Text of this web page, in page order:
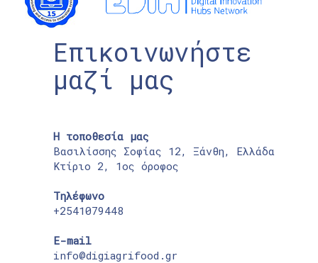
Επικοινωνήστε
μαζί μας
Η τοποθεσία μας
Βασιλίσσης Σοφίας 12, Ξάνθη, Ελλάδα
Κτίριο 2, 1ος όροφος
Τηλέφωνο
+2541079448
E-mail
info@digiagrifood.gr